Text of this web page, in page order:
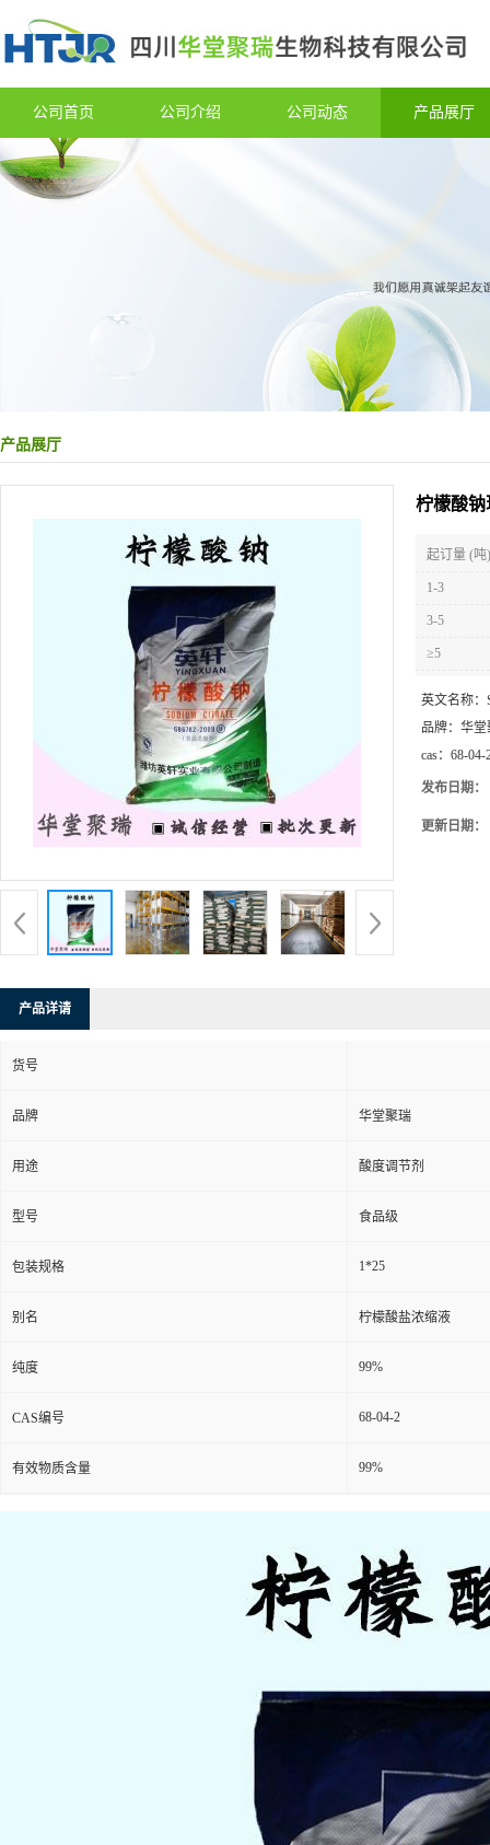
公司首页 公司介绍 公司动态 产品展厅
产品展厅
柠檬酸钠
起订量 (吨)
1-3
3-5
≥5
英文名称：
品牌： 华堂
cas： 68-04-
发布日期：
更新日期：
产品详请
货号
品牌 华堂聚瑞
用途 酸度调节剂
型号 食品级
包装规格 1*25
别名 柠檬酸盐浓缩液
纯度 99%
CAS编号 68-04-2
有效物质含量 99%